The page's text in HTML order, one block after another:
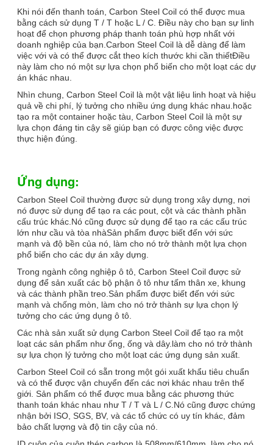
Khi nói đến thanh toán, Carbon Steel Coil có thể được mua
bằng cách sử dụng T / T hoặc L / C. Điều này cho bạn sự linh
hoạt để chọn phương pháp thanh toán phù hợp nhất với
doanh nghiệp của bạn.Carbon Steel Coil là dễ dàng để làm
việc với và có thể được cắt theo kích thước khi cần thiếtĐiều
này làm cho nó một sự lựa chọn phổ biến cho một loạt các dự
án khác nhau.
Nhìn chung, Carbon Steel Coil là một vật liệu linh hoạt và hiệu
quả về chi phí, lý tưởng cho nhiều ứng dụng khác nhau.hoặc
tạo ra một container hoặc tàu, Carbon Steel Coil là một sự
lựa chọn đáng tin cậy sẽ giúp bạn có được công việc được
thực hiện đúng.
Ứng dụng:
Carbon Steel Coil thường được sử dụng trong xây dựng, nơi
nó được sử dụng để tạo ra các pout, cột và các thành phần
cấu trúc khác.Nó cũng được sử dụng để tạo ra các cấu trúc
lớn như cầu và tòa nhàSản phẩm được biết đến với sức
mạnh và độ bền của nó, làm cho nó trở thành một lựa chọn
phổ biến cho các dự án xây dựng.
Trong ngành công nghiệp ô tô, Carbon Steel Coil được sử
dụng để sản xuất các bộ phận ô tô như tấm thân xe, khung
và các thành phần treo.Sản phẩm được biết đến với sức
mạnh và chống mòn, làm cho nó trở thành sự lựa chọn lý
tưởng cho các ứng dụng ô tô.
Các nhà sản xuất sử dụng Carbon Steel Coil để tạo ra một
loạt các sản phẩm như ống, ống và dây.làm cho nó trở thành
sự lựa chọn lý tưởng cho một loạt các ứng dụng sản xuất.
Carbon Steel Coil có sẵn trong một gói xuất khẩu tiêu chuẩn
và có thể được vận chuyển đến các nơi khác nhau trên thế
giới. Sản phẩm có thể được mua bằng các phương thức
thanh toán khác nhau như T / T và L / C.Nó cũng được chứng
nhận bởi ISO, SGS, BV, và các tổ chức có uy tín khác, đảm
bảo chất lượng và độ tin cậy của nó.